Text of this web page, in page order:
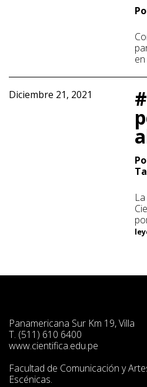
Diciembre 21, 2021
Panamericana Sur Km 19, Villa
T. (511) 610 6400
www.cientifica.edu.pe
Facultad de Comunicación y
Escénicas.